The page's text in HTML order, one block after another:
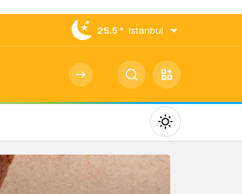
25.5 ° Istanbul
Mod
değiştir